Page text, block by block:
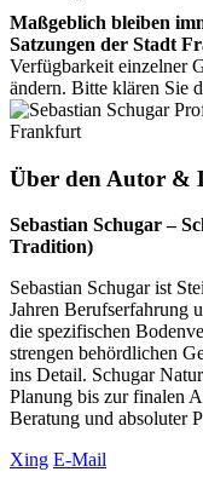
Maßgeblich bleiben
Satzungen der Stadt
Verfügbarkeit einzelner
ändern. Bitte klären Sie
Über den Autor &
Sebastian Schugar –
Tradition)
Sebastian Schugar ist
Jahren Berufserfahrung
die spezifischen
strengen behördlichen
ins Detail. Schugar
Planung bis zur finalen
Beratung und absoluter
Xing E-Mail